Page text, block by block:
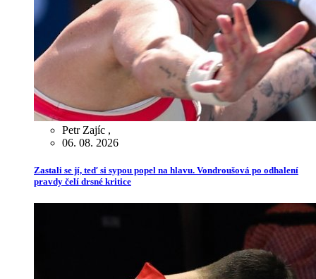
Petr Zajíc ,
06. 08. 2026
Zastali se jí, teď si sypou popel na hlavu. Vondroušová po odhalení
pravdy čelí drsné kritice